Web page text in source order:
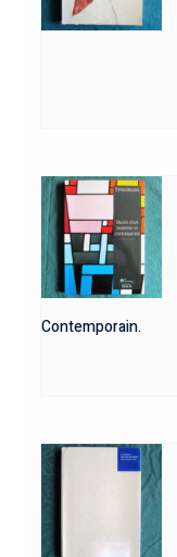
Contemporain.